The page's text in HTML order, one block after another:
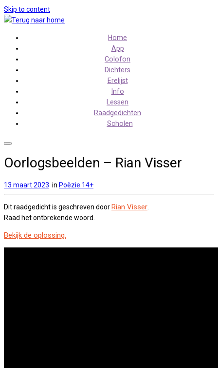
Skip to content
Home
App
Colofon
Dichters
Erelijst
Info
Lessen
Raadgedichten
Scholen
Oorlogsbeelden – Rian Visser
13 maart 2023 in Poëzie 14+
Dit raadgedicht is geschreven door Rian Visser.
Raad het ontbrekende woord.
Bekijk de oplossing.